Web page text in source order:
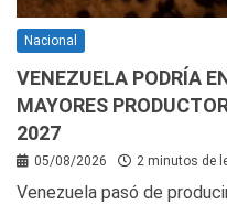
Nacional
VENEZUELA PODRÍA
MAYORES
2027
05/08/2026 2 minutos de
Venezuela pasó de